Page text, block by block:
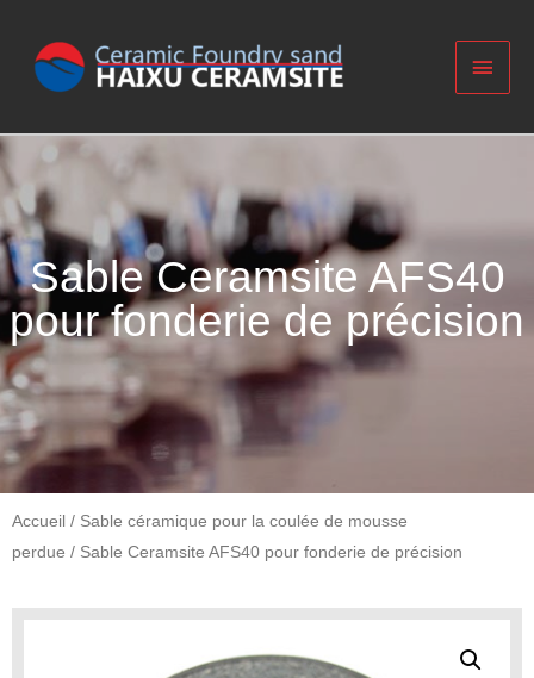
Sable Ceramsite AFS40
pour fonderie de précision
Accueil / Sable céramique pour la coulée de mousse
perdue / Sable Ceramsite AFS40 pour fonderie de précision